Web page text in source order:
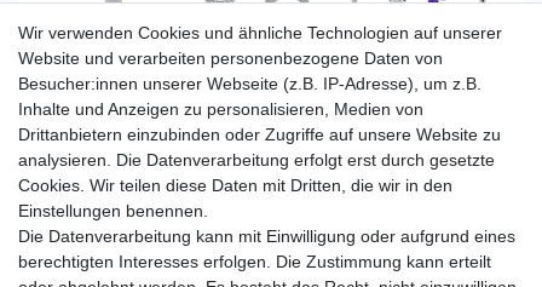
Wir verwenden Cookies und ähnliche Technologien auf unserer
Website und verarbeiten personenbezogene Daten von
Besucher:innen unserer Webseite (z.B. IP-Adresse), um z.B.
Inhalte und Anzeigen zu personalisieren, Medien von
Drittanbietern einzubinden oder Zugriffe auf unsere Website zu
analysieren. Die Datenverarbeitung erfolgt erst durch gesetzte
Cookies. Wir teilen diese Daten mit Dritten, die wir in den
Einstellungen benennen.
Die Datenverarbeitung kann mit Einwilligung oder aufgrund eines
berechtigten Interesses erfolgen. Die Zustimmung kann erteilt